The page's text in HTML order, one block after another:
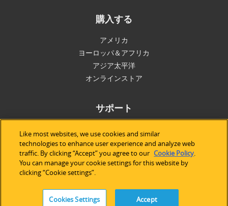
購入する
アメリカ
ヨーロッパ＆アフリカ
アジア太平洋
オンラインストア
サポート
技術サポート
ソフトウェアライセンス
サービス
レガシーデバイス＆ソフトウェア
Like most websites, we use cookies and similar
technologies to enhance user experience and analyze web
traffic. By clicking “Accept” you agree to our Cookie Policy.
You can manage your cookie settings for this website by
clicking “Cookie settings”.
Cookies Settings Accept